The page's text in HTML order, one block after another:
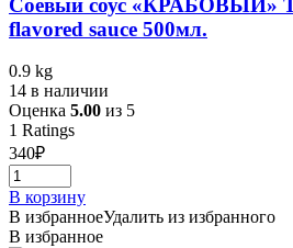
flavored sauce 500мл.
0.9 kg
14 в наличии
Оценка 5.00 из 5
1 Ratings
340₽
В корзину
В избранноеУдалить из избранного
В избранное